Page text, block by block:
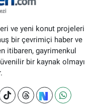
ve yeni konut projeleri
bir çevrimiçi haber ve
itibaren, gayrimenkul
bir kaynak olmayı